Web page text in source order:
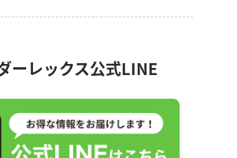
ーレックス公式LINE